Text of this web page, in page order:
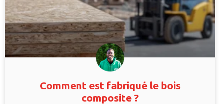
Comment est fabriqué le bois
composite ?